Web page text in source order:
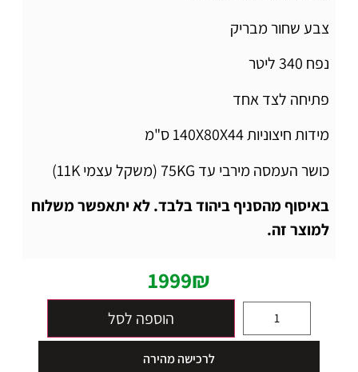
צבע שחור מבריק
נפח 340 ליטר
פתיחה לצד אחד
מידות חיצוניות 140X80X44 ס"מ
כושר העמסה מירבי עד 75KG (משקל עצמי 11K)
באיסוף מהסניף ביהוד בלבד. לא יתאפשר משלוח
למוצר זה.
1999₪
הוספה לסל
לרכישה מהירה